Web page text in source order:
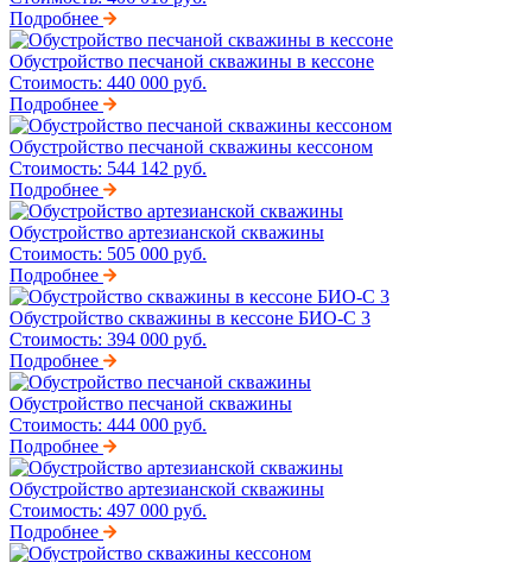
Подробнее
Обустройство песчаной скважины в кессоне
Стоимость: 440 000 руб.
Подробнее
Обустройство песчаной скважины кессоном
Стоимость: 544 142 руб.
Подробнее
Обустройство артезианской скважины
Стоимость: 505 000 руб.
Подробнее
Обустройство скважины в кессоне БИО-С 3
Стоимость: 394 000 руб.
Подробнее
Обустройство песчаной скважины
Стоимость: 444 000 руб.
Подробнее
Обустройство артезианской скважины
Стоимость: 497 000 руб.
Подробнее